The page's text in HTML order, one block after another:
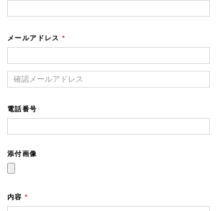
メールアドレス*
電話番号
添付画像
内容*